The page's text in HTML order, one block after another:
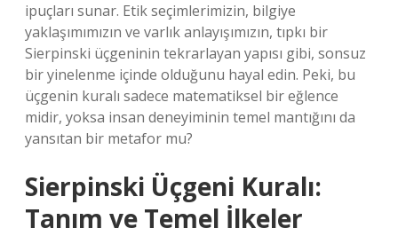
ipuçları sunar. Etik seçimlerimizin, bilgiye
yaklaşımımızın ve varlık anlayışımızın, tıpkı bir
Sierpinski üçgeninin tekrarlayan yapısı gibi, sonsuz
bir yinelenme içinde olduğunu hayal edin. Peki, bu
üçgenin kuralı sadece matematiksel bir eğlence
midir, yoksa insan deneyiminin temel mantığını da
yansıtan bir metafor mu?
Sierpinski Üçgeni Kuralı:
Tanım ve Temel İlkeler